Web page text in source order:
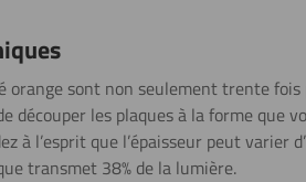
orange sont non seulement trente
découper les plaques à la forme que
à l’esprit que l’épaisseur peut varier
transmet 38% de la lumière.